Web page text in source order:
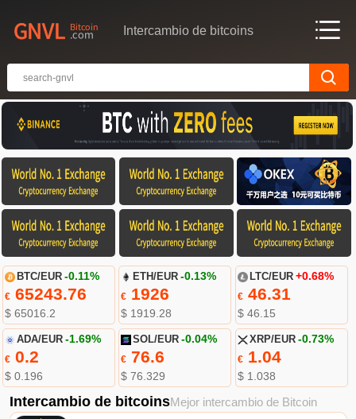
Intercambio de bitcoins
BTC/EUR -0.11%
€65243.76
$ 65016.2
ETH/EUR -0.13%
€ 1926
$ 1919.28
LTC/EUR +0.68%
€46.31
$ 46.15
ADA/EUR -1.69%
€0.2
$ 0.196
SOL/EUR -0.04%
€ 76.6
$ 76.329
XRP/EUR -0.73%
€1.04
$ 1.038
Intercambio de bitcoinsMejor intercambio de Bitcoin